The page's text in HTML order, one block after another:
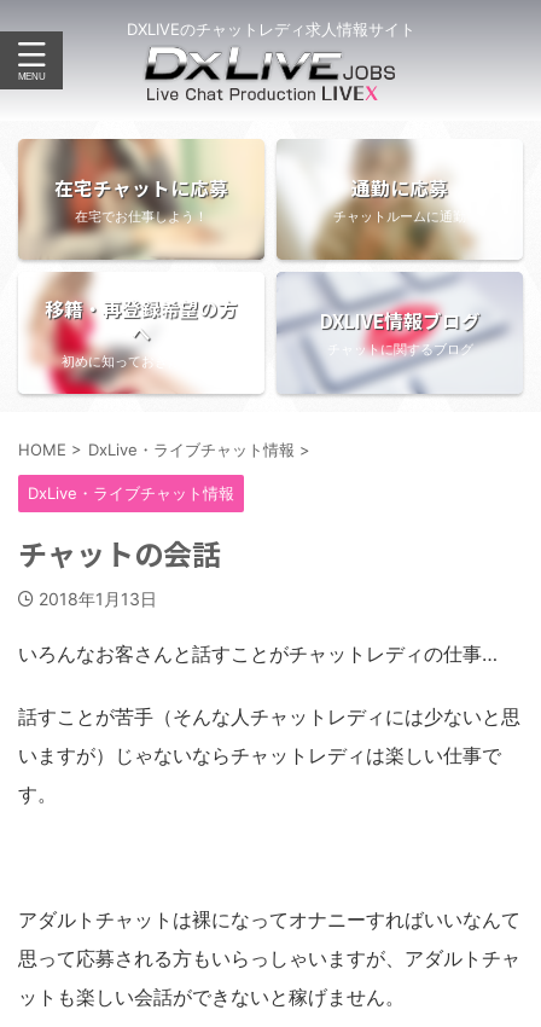
DXLIVEのチャットレディ求人情報サイト
在宅チャットに応募
在宅でお仕事しよう！
通勤に応募
チャットルームに通勤
移籍・再登録希望の方
へ
初めに知っておきたい情報
DXLIVE情報ブログ
チャットに関するブログ
HOME > DxLive・ライブチャット情報 >
DxLive・ライブチャット情報
チャットの会話
2018年1月13日
いろんなお客さんと話すことがチャットレディの仕事…
話すことが苦手（そんな人チャットレディには少ないと思
いますが）じゃないならチャットレディは楽しい仕事で
す。
アダルトチャットは裸になってオナニーすればいいなんて
思って応募される方もいらっしゃいますが、アダルトチャ
ットも楽しい会話ができないと稼げません。